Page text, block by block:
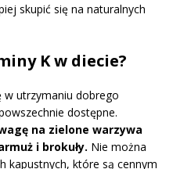
skupić się na naturalnych
K w diecie?
w utrzymaniu dobrego
dostępne.
na zielone warzywa
i brokuły. Nie można
kapustnych, które są cennym